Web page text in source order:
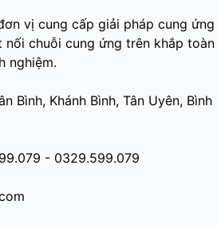
vị cung cấp giải pháp cung ứng
nối chuỗi cung ứng trên khắp toàn
nghiệm.
Bình, Khánh Bình, Tân Uyên, Bình
- 0329.599.079